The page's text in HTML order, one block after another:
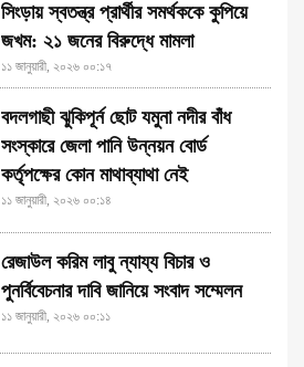
সিংড়ায় স্বতন্ত্র প্রার্থীর সমর্থককে কুপিয়ে
জখম: ২১ জনের বিরুদ্ধে মামলা
১১ জানুয়ারী, ২০২৬ ০০:১৭
বদলগাছী ঝুকিপূর্ন ছোট যমুনা নদীর বাঁধ
সংস্কারে জেলা পানি উন্নয়ন বোর্ড
কর্তৃপক্ষের কোন মাথাব্যাথা নেই
১১ জানুয়ারী, ২০২৬ ০০:১৪
রেজাউল করিম লাবু ন্যায্য বিচার ও
পুনর্বিবেচনার দাবি জানিয়ে সংবাদ সম্মেলন
১১ জানুয়ারী, ২০২৬ ০০:১১